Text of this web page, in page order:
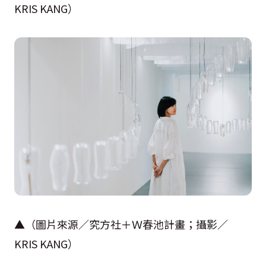
KRIS KANG）
▲（圖片來源／究方社＋Ｗ春池計畫；攝影／
KRIS KANG）